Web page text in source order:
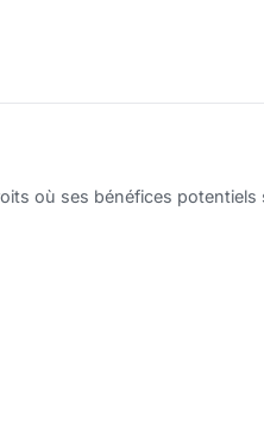
où ses bénéfices potentiels